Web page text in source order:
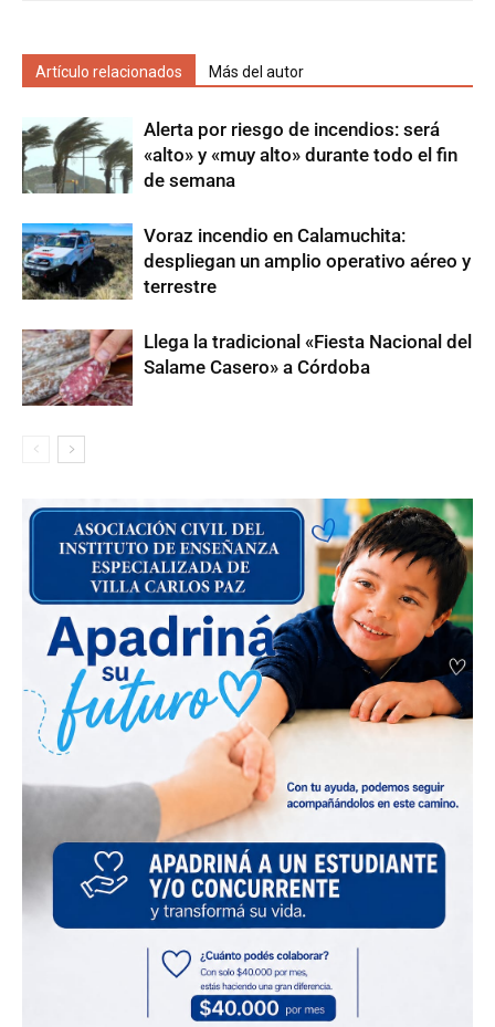
Artículo relacionados Más del autor
Alerta por riesgo de incendios: será
«alto» y «muy alto» durante todo el fin
de semana
Voraz incendio en Calamuchita:
despliegan un amplio operativo aéreo y
terrestre
Llega la tradicional «Fiesta Nacional del
Salame Casero» a Córdoba